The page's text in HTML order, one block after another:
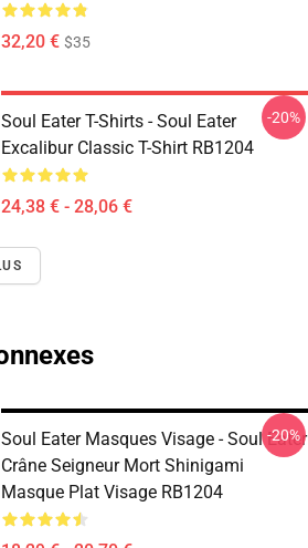
32,20 € $35
Soul Eater T-Shirts - Soul Eater
Excalibur Classic T-Shirt RB1204
24,38 € - 28,06 €
-20%
Soul Eater Masques Visage - Soul Eater
Crâne Seigneur Mort Shinigami
Masque Plat Visage RB1204
-20%